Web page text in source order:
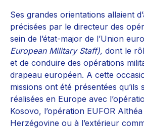
Ses grandes orientations allaient
précisées par le directeur des
sein de l’état-major de l’Union
European Military Staff), dont le
et de conduire des opérations
drapeau européen. A cette
missions ont été présentées qu’ils
réalisées en Europe avec
Kosovo, l’opération EUFOR
Herzégovine ou à l’extérieur